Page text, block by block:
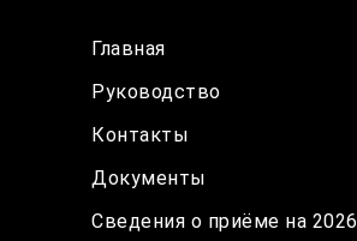
Главная
Руководство
Контакты
Документы
Сведения о приёме на 2026